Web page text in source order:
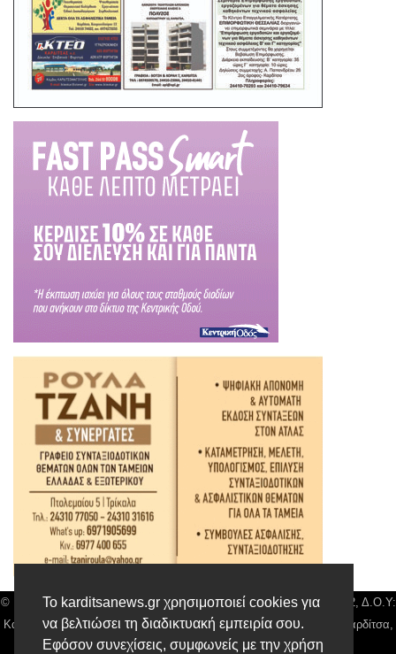
Το karditsanews.gr χρησιμοποιεί cookies για
να βελτιώσει τη διαδικτυακή εμπειρία σου.
Εφόσον συνεχίσεις, συμφωνείς με την χρήση
© Karditsa News | Διακριτικός Τίτλος: Orion Media, ΑΦΜ: 043750542, Δ.Ο.Υ:
Καρδίτσας, Αρ. Γεμή: 018804431000, Δ/νση: Διάκου 10 τ.κ 43132 Καρδίτσα,
Τηλ: 24410 42500, email:news@karditsanews.gr.